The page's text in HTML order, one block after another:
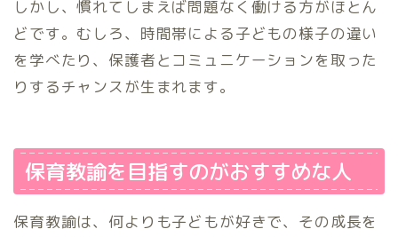
しかし、慣れてしまえば問題なく働ける方がほとん
どです。むしろ、時間帯による子どもの様子の違い
を学べたり、保護者とコミュニケーションを取った
りするチャンスが生まれます。
保育教諭を目指すのがおすすめな人
保育教諭は、何よりも子どもが好きで、その成長を